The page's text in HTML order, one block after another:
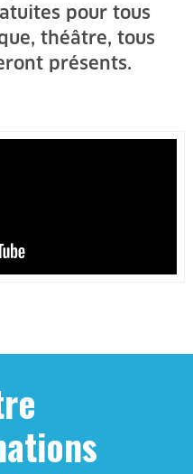
pour tous
théâtre, tous
présents.